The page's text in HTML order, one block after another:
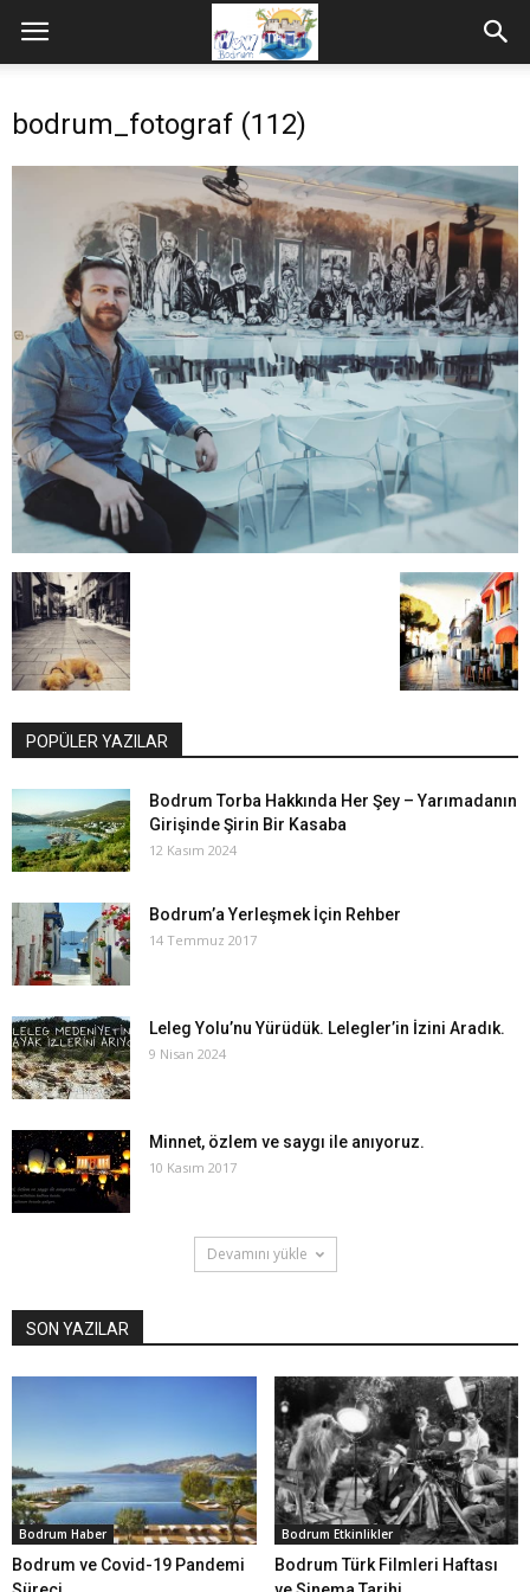
bodrum_fotograf (112)
POPÜLER YAZILAR
Bodrum Torba Hakkında Her Şey – Yarımadanın
Girişinde Şirin Bir Kasaba
12 Kasım 2024
Bodrum’a Yerleşmek İçin Rehber
14 Temmuz 2017
Leleg Yolu’nu Yürüdük. Lelegler’in İzini Aradık.
9 Nisan 2024
Minnet, özlem ve saygı ile anıyoruz.
10 Kasım 2017
Devamını yükle
SON YAZILAR
Bodrum Haber
Bodrum ve Covid-19 Pandemi
Bodrum Etkinlikler
Bodrum Türk Filmleri Haftası